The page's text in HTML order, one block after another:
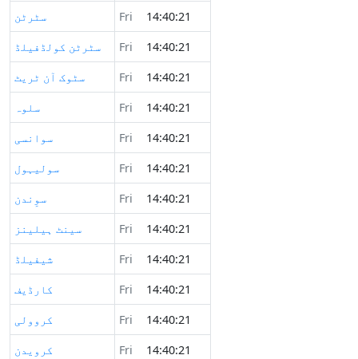
سٹرٹن
Fri
14:40:21
سٹرٹن کولڈفیلڈ
Fri
14:40:21
سٹوک آن ٹریٹ
Fri
14:40:21
سلوہ
Fri
14:40:21
سوانسی
Fri
14:40:21
سولیہول
Fri
14:40:21
سوِندن
Fri
14:40:21
سینٹ ہیلینز
Fri
14:40:21
شیفیلڈ
Fri
14:40:21
کارڈیف
Fri
14:40:21
کروولی
Fri
14:40:21
کرویدن
Fri
14:40:21